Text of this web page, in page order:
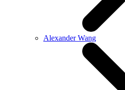
Alexander Wang